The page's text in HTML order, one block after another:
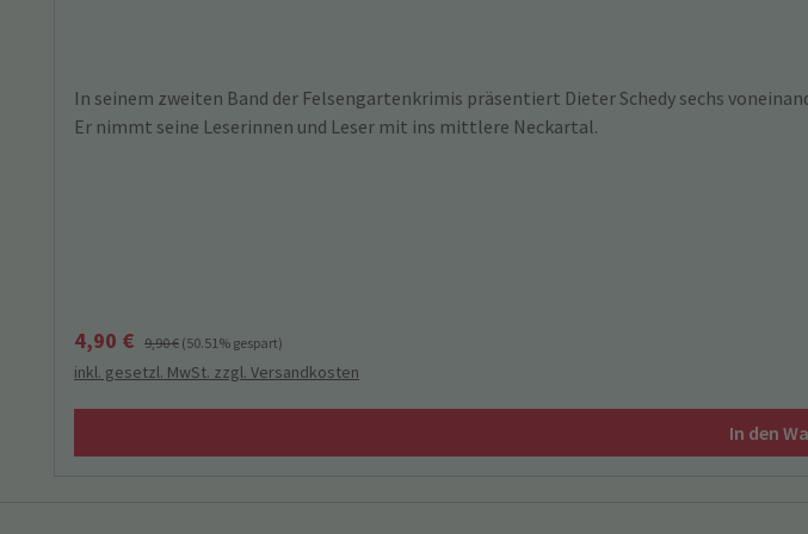
In seinem zweiten Band der Felsengartenkrimis präsentiert Dieter Schedy sechs
Er nimmt seine Leserinnen und Leser mit ins mittlere Neckartal.
Verkaufspreis:
4,90 € Regulärer Preis:
9,90 € (50.51% gespart)
inkl. gesetzl. MwSt. zzgl. Versandkosten
In den